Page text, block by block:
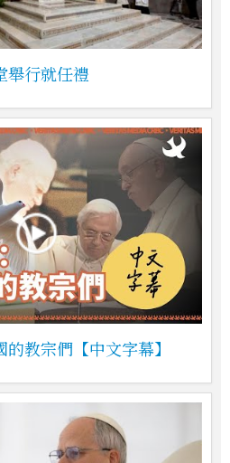
舉行就任禮
教宗們【中文字幕】